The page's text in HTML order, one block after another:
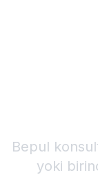
Bepul
yoki